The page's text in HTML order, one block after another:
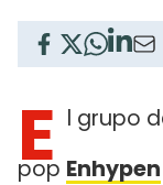
E l grupo
pop Enhypen